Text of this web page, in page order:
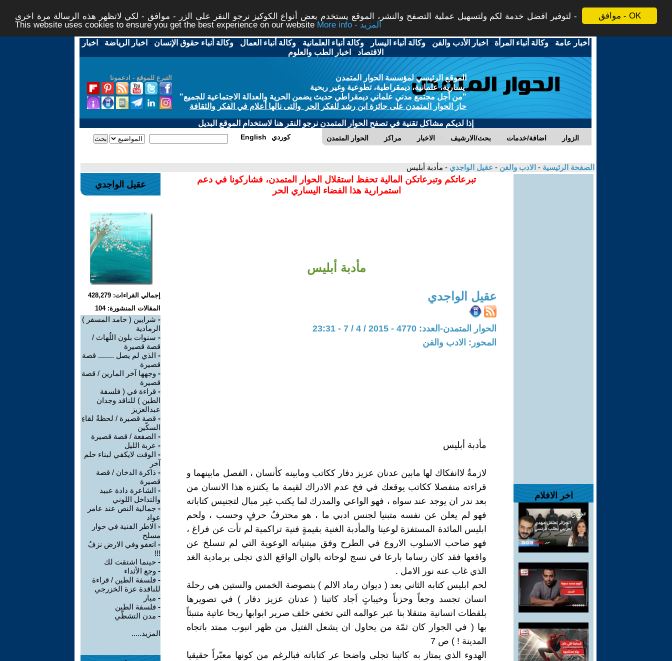
موافق - OK
لتوفير افضل خدمة لكم ولتسهيل عملية التصفح والنشر، الموقع يستخدم بعض أنواع الكوكيز نرجو النقر على الزر - موافق - لكي لاتظهر هذه الرسالة مرة اخرى -
This website uses cookies to ensure you get the best experience on our website
More info - المزيد
أخبار عامة -وكالة أنباء المرأة - اخبار الأدب والفن -وكالة أنباء اليسار -وكالة أنباء العلمانية -وكالة أنباء العمال -وكالة أنباء حقوق الإنسان - اخبار الرياضة - اخبار
الاقتصاد - اخبار الطب والعلوم
التبرع للموقع - ادعمونا
الموقع الرئيسي لمؤسسة الحوار المتمدن
يسارية، علمانية، ديمقراطية، تطوعية وغير ربحية
"من أجل مجتمع مدني علماني ديمقراطي حديث يضمن الحرية والعدالة الاجتماعية للجميع"
حاز الحوار المتمدن على جائزة ابن رشد للفكر الحر والتى نالها أعلام في الفكر والثقافة
إذا لديكم مشاكل تقنية في تصفح الحوار المتمدن نرجو النقر هنا لاستخدام الموقع البديل
الحوار المتمدن مراكز الاخبار بحث/الارشيف اضافة/خدمات الزوار English كوردي
الصفحة الرئيسية - الادب والفن - عقيل الواجدي - مأدبة أبليس
اخر الافلام
تبرعاتكم وتبرعاتكن المالية تحفظ استقلال الحوار المتمدن، فشاركونا في دعم
استمرارية هذا الفضاء اليساري الحر
مأدبة أبليس
عقيل الواجدي
الحوار المتمدن-العدد: 4770 - 2015 / 4 / 7 - 23:31
المحور: الادب والفن
مأدبة أبليس
لازمةُ لاانفكاك لها مابين عدنان عزيز دفار ككاتب ومابينه كأنسان ، الفصل مابينهما و
قراءته منفصلا ككاتب يوقعك في فخ عدم الادراك لقيمة ما يكتنزه هذا الانسان من
بعد ندر ان يوجد عند سواه ، فهو الواعي والمدرك لما يكتب غير مبال لتجنيس كتاباته
فهو لم يعلن عن نفسه متبنيا لجنس ادبي ما ، هو محترفُ حرفٍ وحسب ، ولحم
ابليس المائدة المستفزة لوعينا والمأدبة الغنية بقيمةٍ فنية تراكمية لم تأت عن فراغ ،
فهو صاحب الاسلوب الاروع في الطرح وفق مبتنياته الوعوية التي لم تنسلخ عن
واقعها فقد كان رساما بارعا في نسج لوحاته بالوان الواقع الذي تجلى برمادية الغد
الذي غاب عنه نور الامل .
لحم ابليس كتابه الثاني بعد ( ديوان رماد الالم ) بنصوصة الخمس والستين هي رحلة
انسان تجسد وجعاً وحزناً وخيباتٍ اَجاد كاتبنا ( عدنان عزيز دفار ) في تصويرها
بلقطات انسانية متنقلا بنا عبر عوالمه التي تخفي خلف صرير ابوابها ريحا عاتية متنبئاً
بها ( في الجوار كان ثمّة من يحاول ان يشعل الفتيل من ظهر انبوب ممتد باتجاه
المدينة ! ) ص 7
الهدوء الذي يمتاز به كاتبنا تجلى واضحا عر كتاباته فبالرغم من كونها معبّراً حقيقيا
عقيل الواجدي
إجمالي القراءات: 428,279
المقالات المنشورة: 104
- شرايين ( حامد المسفر )
الرمادية
- سنوات بلون اللُهاث /
قصة قصيرة
- الذي لم يصل ........ قصة
قصيرة
- وجهها آخر المارين / قصة
قصيرة
- قراءة في ( فلسفة
الطين ) للناقد وجدان
عبدالعزيز
- قصة قصيرة / لحظةُ لقاءِ
السكّين
- الصفعة / قصة قصيرة
- عربة الليل
- الوقت لايكفي لبناء حلم
آخر
- ذاكرة الدخان / قصة
قصيرة
- الشاعرة دادة عبيد
والتداخل اللوني
- جمالية النص عند عامر
عواد
- الاطر الفنية في حوار
مسلح
- اتعفو وفي الارض نزفُ
!!!
- حينما اشتقت لك
- وجع الأثداء
- فلسفة الطين / قراءة
للناقدة عزة الخزرجي
- ميار
- فلسفة الطين
- مدن التشظّي
المزيد.....